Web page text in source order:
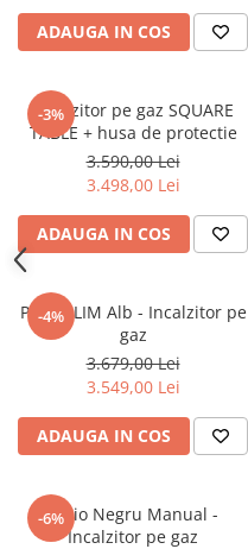
ADAUGA IN COS
-3%
Incalzitor pe gaz SQUARE
TABLE + husa de protectie
3.590,00 Lei
3.498,00 Lei
ADAUGA IN COS
-4%
Patio SLIM Alb - Incalzitor pe
gaz
3.679,00 Lei
3.549,00 Lei
ADAUGA IN COS
-6%
Patio Negru Manual -
Incalzitor pe gaz